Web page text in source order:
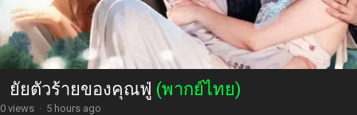
ยัยตัวร้ายของคุณฟู่ (พากย์ไทย)
0 views · 5 hours ago